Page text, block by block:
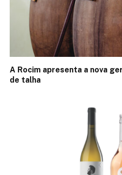
A Rocim apresenta a nova
de talha